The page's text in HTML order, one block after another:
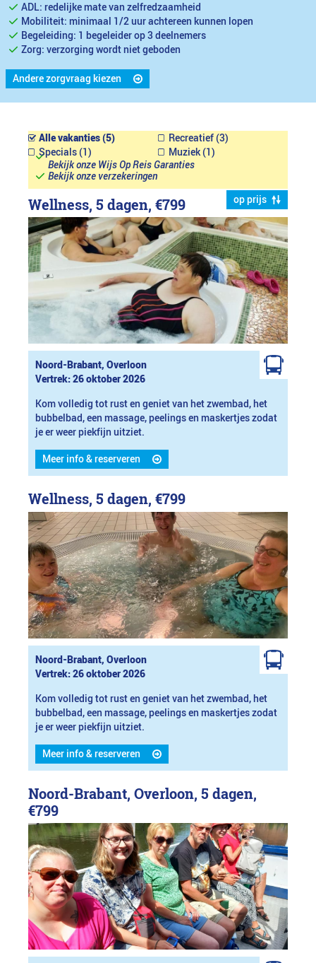
ADL: redelijke mate van zelfredzaamheid
Mobiliteit: minimaal 1/2 uur achtereen kunnen lopen
Begeleiding: 1 begeleider op 3 deelnemers
Zorg: verzorging wordt niet geboden
Andere zorgvraag kiezen
Alle vakanties (5)
Recreatief (3)
Specials (1)
Muziek (1)
Bekijk onze Wijs Op Reis Garanties
Bekijk onze verzekeringen
op prijs
Wellness, 5 dagen, €799
Noord-Brabant, Overloon
Vertrek: 26 oktober 2026
Kom volledig tot rust en geniet van het zwembad, het
bubbelbad, een massage, peelings en maskertjes zodat
je er weer piekfijn uitziet.
Meer info & reserveren
Wellness, 5 dagen, €799
Noord-Brabant, Overloon
Vertrek: 26 oktober 2026
Kom volledig tot rust en geniet van het zwembad, het
bubbelbad, een massage, peelings en maskertjes zodat
je er weer piekfijn uitziet.
Meer info & reserveren
Noord-Brabant, Overloon, 5 dagen,
€799